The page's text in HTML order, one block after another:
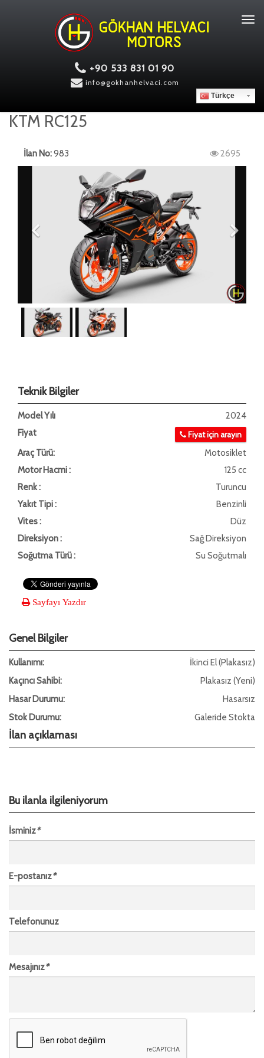
+90 533 831 01 90
info@gokhanhelvaci.com
Türkçe
KTM RC125
İlan No:983 2695
Teknik Bilgiler
Model Yılı
2024
Fiyat
Fiyat için arayın
Araç Türü:
Motosiklet
Motor Hacmi :
125 cc
Renk :
Turuncu
Yakıt Tipi :
Benzinli
Vites :
Düz
Direksiyon :
Sağ Direksiyon
Soğutma Türü :
Su Soğutmalı
Sayfayı Yazdır
Genel Bilgiler
Kullanımı:
İkinci El (Plakasız)
Kaçıncı Sahibi:
Plakasız (Yeni)
Hasar Durumu:
Hasarsız
Stok Durumu:
Galeride Stokta
İlan açıklaması
Bu ilanla ilgileniyorum
İsminiz*
E-postanız*
Telefonunuz
Mesajınız*